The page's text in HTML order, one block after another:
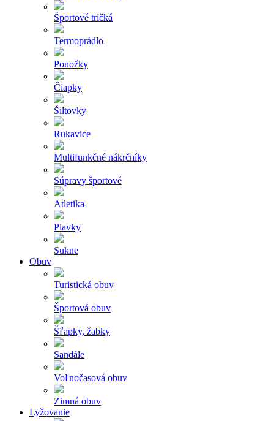
Športové tričká
Termoprádlo
Ponožky
Čiapky
Šiltovky
Rukavice
Multifunkčné nákrčníky
Súpravy športové
Atletika
Plavky
Sukne
Obuv
Turistická obuv
Športová obuv
Šľapky, žabky
Sandále
Voľnočasová obuv
Zimná obuv
Lyžovanie